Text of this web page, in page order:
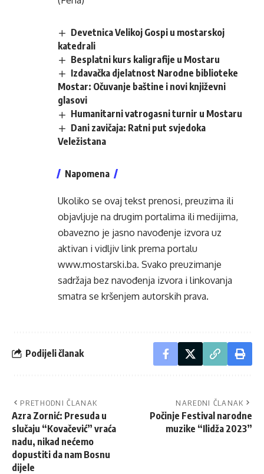
Devetnica Velikoj Gospi u mostarskoj
katedrali
Besplatni kurs kaligrafije u Mostaru
Izdavačka djelatnost Narodne biblioteke
Mostar: Očuvanje baštine i novi književni
glasovi
Humanitarni vatrogasni turnir u Mostaru
Dani zavičaja: Ratni put svjedoka
Veležistana
Napomena
Ukoliko se ovaj tekst prenosi, preuzima ili
objavljuje na drugim portalima ili medijima,
obavezno je jasno navođenje izvora uz
aktivan i vidljiv link prema portalu
www.mostarski.ba. Svako preuzimanje
sadržaja bez navođenja izvora i linkovanja
smatra se kršenjem autorskih prava.
Podijeli članak
PRETHODNI ČLANAK
Azra Zornić: Presuda u
slučaju “Kovačević” vraća
nadu, nikad nećemo
dopustiti da nam Bosnu
dijele
NAREDNI ČLANAK
Počinje Festival narodne
muzike “Ilidža 2023”